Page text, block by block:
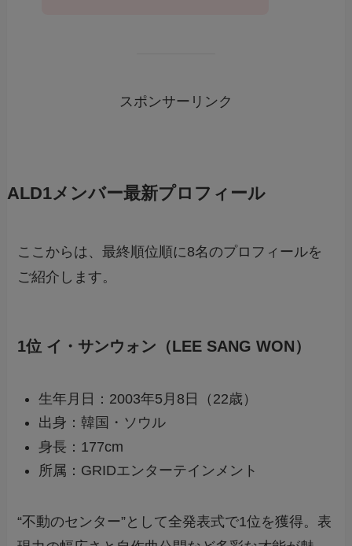
スポンサーリンク
ALD1メンバー最新プロフィール
ここからは、最終順位順に8名のプロフィールを
ご紹介します。
1位 イ・サンウォン（LEE SANG WON）
生年月日：2003年5月8日（22歳）
出身：韓国・ソウル
身長：177cm
所属：GRIDエンターテインメント
“不動のセンター”として全発表式で1位を獲得。表